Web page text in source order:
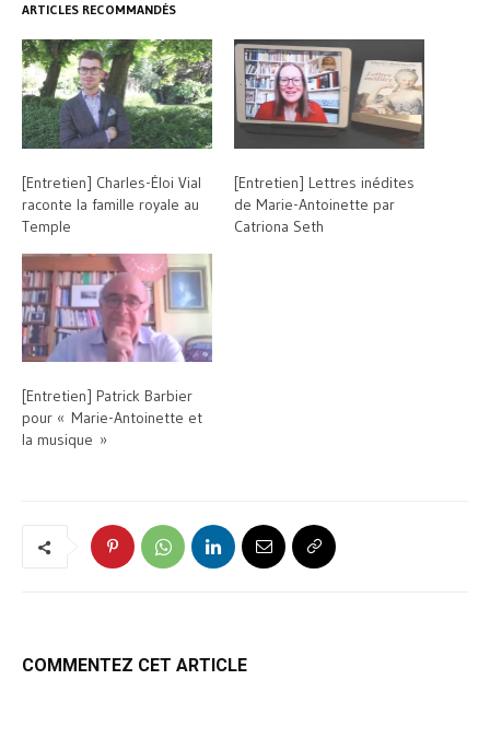
ARTICLES RECOMMANDÉS
[Entretien] Charles-Éloi Vial
raconte la famille royale au
Temple
[Entretien] Lettres inédites
de Marie-Antoinette par
Catriona Seth
[Entretien] Patrick Barbier
pour « Marie-Antoinette et
la musique »
COMMENTEZ CET ARTICLE